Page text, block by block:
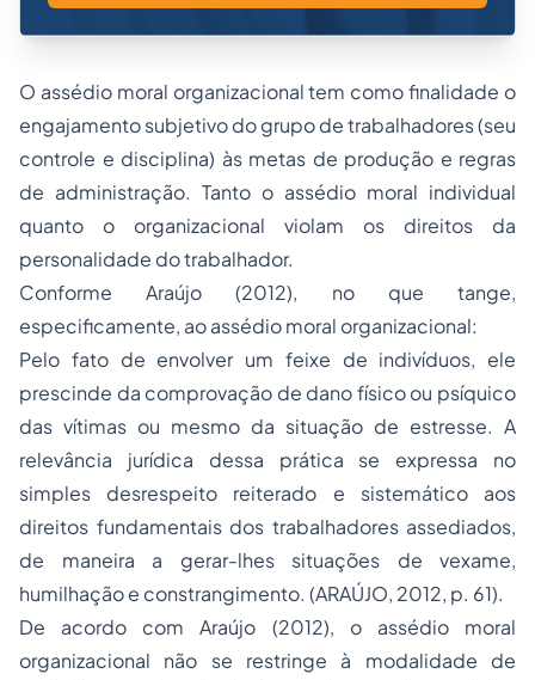
O assédio moral organizacional tem como finalidade o
engajamento subjetivo do grupo de trabalhadores (seu
controle e disciplina) às metas de produção e regras
de administração. Tanto o assédio moral individual
quanto o organizacional violam os direitos da
personalidade do trabalhador.
Conforme Araújo (2012), no que tange,
especificamente, ao assédio moral organizacional:
Pelo fato de envolver um feixe de indivíduos, ele
prescinde da comprovação de dano físico ou psíquico
das vítimas ou mesmo da situação de estresse. A
relevância jurídica dessa prática se expressa no
simples desrespeito reiterado e sistemático aos
direitos fundamentais dos trabalhadores assediados,
de maneira a gerar-lhes situações de vexame,
humilhação e constrangimento. (ARAÚJO, 2012, p. 61).
De acordo com Araújo (2012), o assédio moral
organizacional não se restringe à modalidade de